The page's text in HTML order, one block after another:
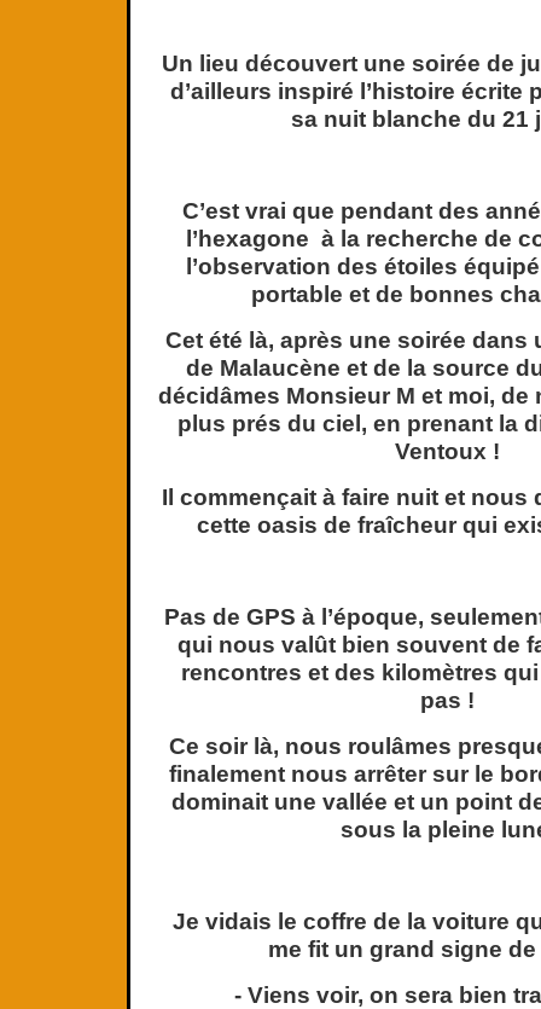
Un lieu découvert une soirée de
d’ailleurs inspiré l’histoire écrite
sa nuit blanche du
C’est vrai que pendant des
l’hexagone à la recherche de
l’observation des étoiles
portable et de bonnes
Cet été là, après une soirée dans
de Malaucène et de la source
décidâmes Monsieur M et moi, de
plus prés du ciel, en prenant la
Ventoux !
Il commençait à faire nuit et nous
cette oasis de fraîcheur qui
Pas de GPS à l’époque,
qui nous valût bien souvent de
rencontres et des kilomètres
pas !
Ce soir là, nous roulâmes
finalement nous arrêter sur le
dominait une vallée et un point
sous la pleine
Je vidais le coffre de la voiture
me fit un grand signe de
- Viens voir, on sera bien